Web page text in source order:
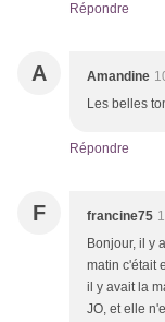
Répondre
A Amandine
Les belles
Répondre
F francine75
Bonjour, il y
matin c'était
il y avait la
JO, et elle